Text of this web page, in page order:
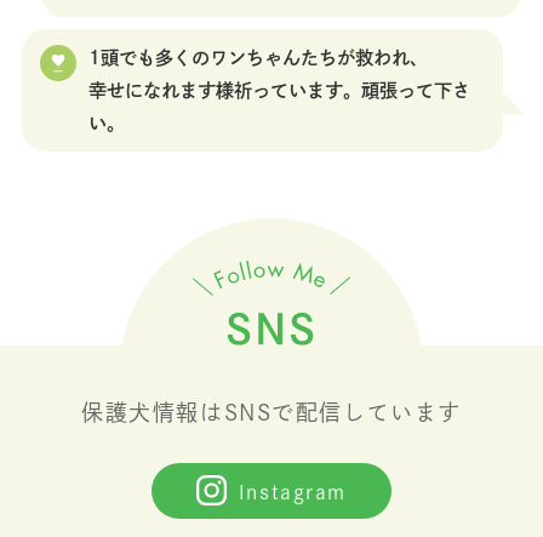
1頭でも多くのワンちゃんたちが救われ、
幸せになれます様祈っています。頑張って下さ
い。
保護犬情報はSNSで配信しています
Instagram